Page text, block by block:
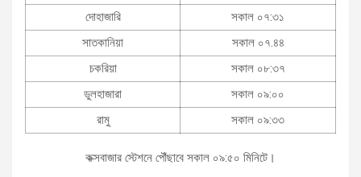
দোহাজারি
সকাল ০৭:৩১
সাতকানিয়া
সকাল ০৭.৪৪
চকরিয়া
সকাল ০৮:৩৭
ডুলহাজারা
সকাল ০৯:০০
রামু
সকাল ০৯:৩৩
কক্সবাজার স্টেশনে পৌঁছাবে সকাল ০৯:৫০ মিনিটে।